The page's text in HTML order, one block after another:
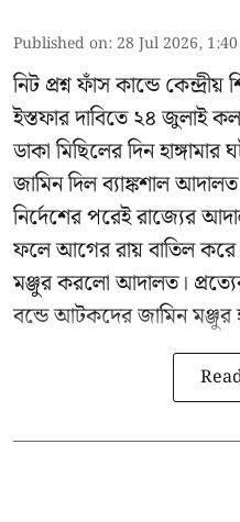
Published on: 28 Jul 2026,
নিট প্রশ্ন ফাঁস কান্ডে কেন্দ্রীয়
ইস্তফার দাবিতে ২৪ জুলাই
ডাকা মিছিলের দিন
জামিন দিল ব্যাঙ্কশাল
নির্দেশের পরেই রাজ্যের
ফলে আগের রায় বাতিল
মঞ্জুর করলো আদালত।
বন্ডে আটকদের জামিন মঞ্জুর